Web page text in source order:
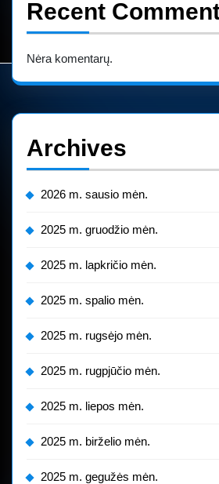
Recent
Nėra komentarų.
Archives
2026 m. sausio mėn.
2025 m. gruodžio mėn.
2025 m. lapkričio mėn.
2025 m. spalio mėn.
2025 m. rugsėjo mėn.
2025 m. rugpjūčio mėn.
2025 m. liepos mėn.
2025 m. birželio mėn.
2025 m. gegužės mėn.